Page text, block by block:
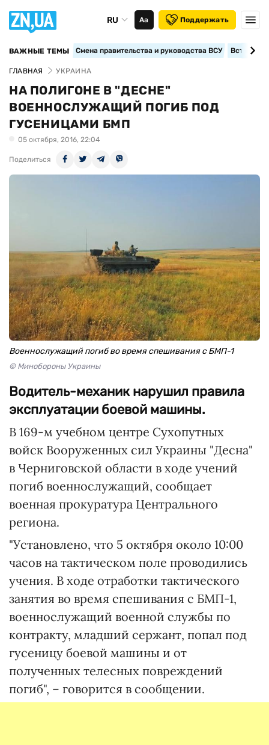
RU Аа Поддержать
ВАЖНЫЕ ТЕМЫ Смена правительства и руководства ВСУ
ГЛАВНАЯ УКРАИНА
НА ПОЛИГОНЕ В "ДЕСНЕ"
ВОЕННОСЛУЖАЩИЙ ПОГИБ ПОД
ГУСЕНИЦАМИ БМП
05 октября, 2016, 22:04
Поделиться
Военнослужащий погиб во время спешивания с БМП-1
© Минобороны Украины
Водитель-механик нарушил правила
эксплуатации боевой машины.
В 169-м учебном центре Сухопутных
войск Вооруженных сил Украины "Десна"
в Черниговской области в ходе учений
погиб военнослужащий, сообщает
военная прокуратура Центрального
региона.
"Установлено, что 5 октября около 10:00
часов на тактическом поле проводились
учения. В ходе отработки тактического
занятия во время спешивания с БМП-1,
военнослужащий военной службы по
контракту, младший сержант, попал под
гусеницу боевой машины и от
полученных телесных повреждений
погиб", – говорится в сообщении.